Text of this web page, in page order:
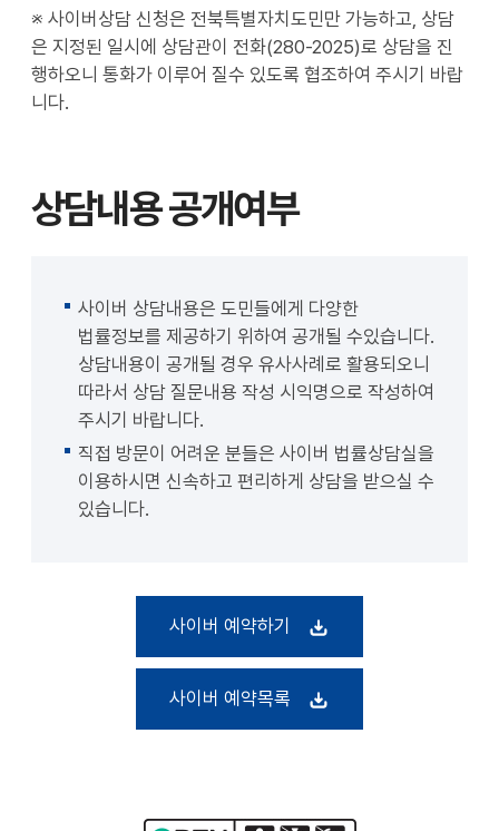
※ 사이버상담 신청은 전북특별자치도민만 가능하고, 상담
은 지정된 일시에 상담관이 전화(280-2025)로 상담을 진
행하오니 통화가 이루어 질수 있도록 협조하여 주시기 바랍
니다.
상담내용 공개여부
사이버 상담내용은 도민들에게 다양한
법률정보를 제공하기 위하여 공개될 수있습니다.
상담내용이 공개될 경우 유사사례로 활용되오니
따라서 상담 질문내용 작성 시익명으로 작성하여
주시기 바랍니다.
직접 방문이 어려운 분들은 사이버 법률상담실을
이용하시면 신속하고 편리하게 상담을 받으실 수
있습니다.
사이버 예약하기
사이버 예약목록